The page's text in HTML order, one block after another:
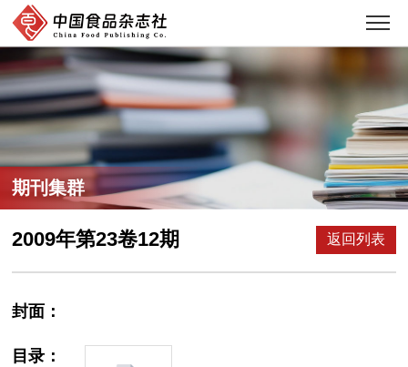
期刊集群
2009年第23卷12期 返回列表
封面：
目录：